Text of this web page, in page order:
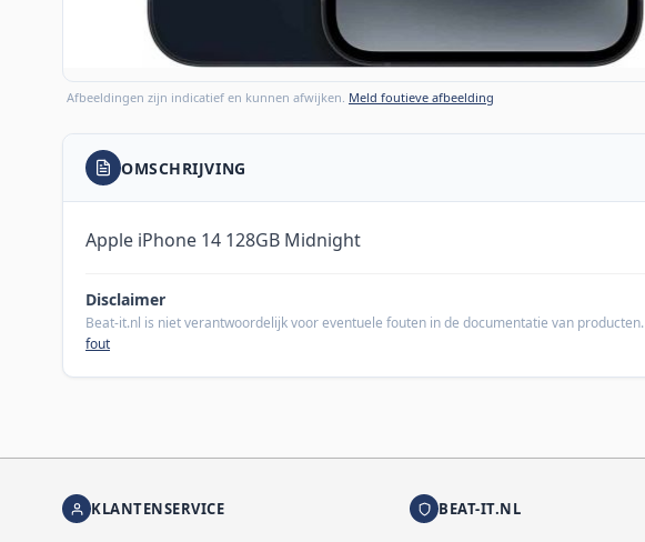
Afbeeldingen zijn indicatief en kunnen afwijken. Meld foutieve afbeelding
OMSCHRIJVING
Apple iPhone 14 128GB Midnight
Disclaimer
Beat-it.nl is niet verantwoordelijk voor eventuele fouten in de documentatie van producten.
fout
KLANTENSERVICE BEAT-IT.NL